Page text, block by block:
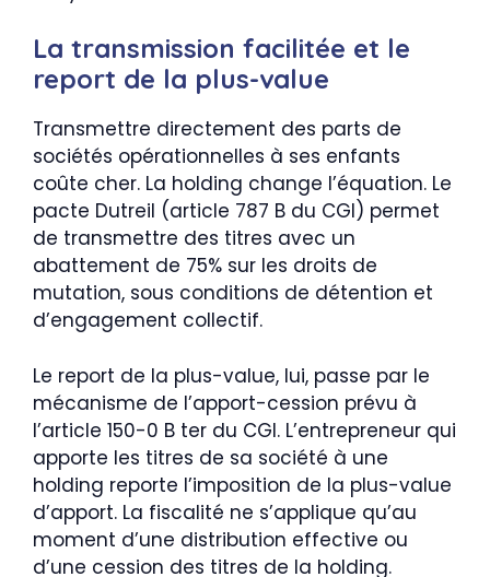
La transmission facilitée et le
report de la plus-value
Transmettre directement des parts de
sociétés opérationnelles à ses enfants
coûte cher. La holding change l’équation. Le
pacte Dutreil (article 787 B du CGI) permet
de transmettre des titres avec un
abattement de 75% sur les droits de
mutation, sous conditions de détention et
d’engagement collectif.
Le report de la plus-value, lui, passe par le
mécanisme de l’apport-cession prévu à
l’article 150-0 B ter du CGI. L’entrepreneur qui
apporte les titres de sa société à une
holding reporte l’imposition de la plus-value
d’apport. La fiscalité ne s’applique qu’au
moment d’une distribution effective ou
d’une cession des titres de la holding.